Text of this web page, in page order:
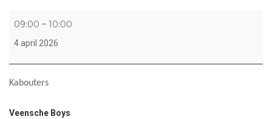
09:00 – 10:00
4 april 2026
Kabouters
Veensche Boys